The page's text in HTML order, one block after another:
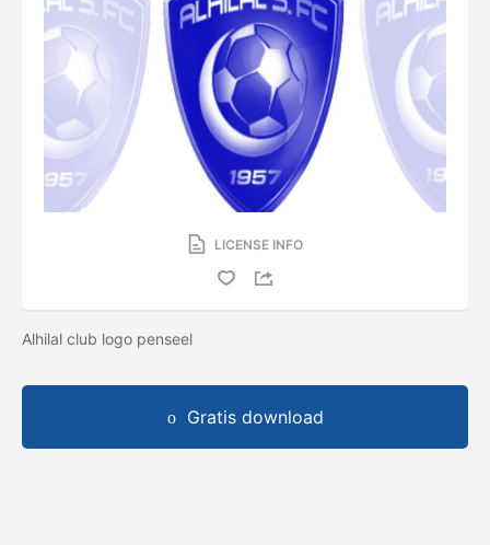
LICENSE INFO
Alhilal club logo penseel
Gratis download